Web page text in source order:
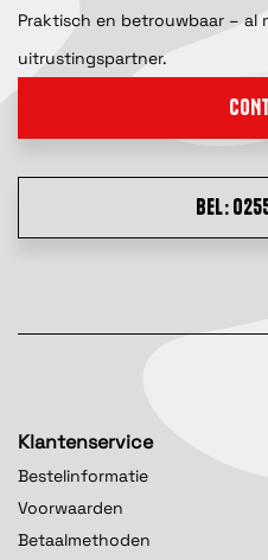
Praktisch en betrouwbaar – al
uitrustingspartner.
BEL:
Klantenservice
Bestelinformatie
Voorwaarden
Betaalmethoden